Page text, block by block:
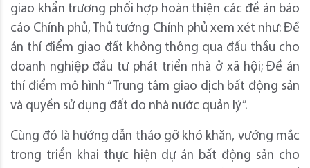
giao khẩn trương phối hợp hoàn thiện các đề án báo
cáo Chính phủ, Thủ tướng Chính phủ xem xét như: Đề
án thí điểm giao đất không thông qua đấu thầu cho
doanh nghiệp đầu tư phát triển nhà ở xã hội; Đề án
thí điểm mô hình “Trung tâm giao dịch bất động sản
và quyền sử dụng đất do nhà nước quản lý”.
Cùng đó là hướng dẫn tháo gỡ khó khăn, vướng mắc
trong triển khai thực hiện dự án bất động sản cho